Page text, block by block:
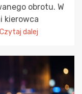
obrotu. W
kierowca
Czytaj dalej